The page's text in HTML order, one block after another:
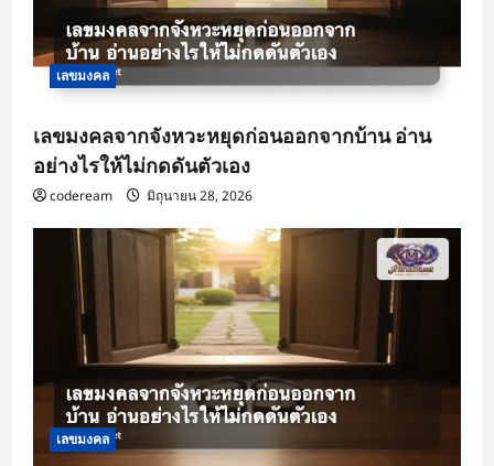
n
เลขมงคล
เลขมงคลจากจังหวะหยุดก่อนออกจากบ้าน อ่าน
อย่างไรให้ไม่กดดันตัวเอง
codeream มิถุนายน 28, 2026
เลขมงคล